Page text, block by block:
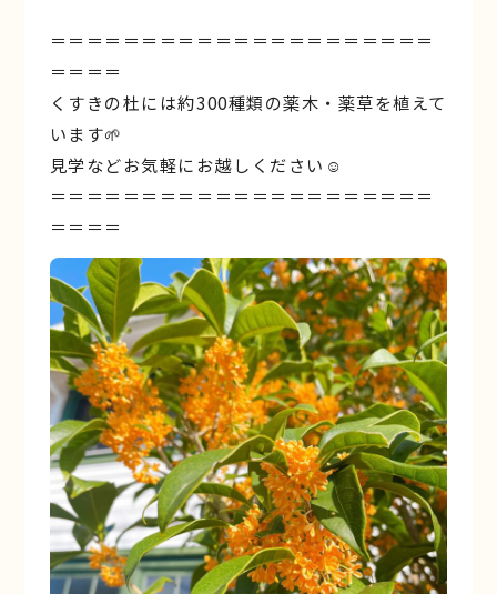
＝＝＝＝＝＝＝＝＝＝＝＝＝＝＝＝＝＝＝＝＝
＝＝＝＝
くすきの杜には約300種類の薬木・薬草を植えて
います🌱
見学などお気軽にお越しください☺︎
＝＝＝＝＝＝＝＝＝＝＝＝＝＝＝＝＝＝＝＝＝
＝＝＝＝